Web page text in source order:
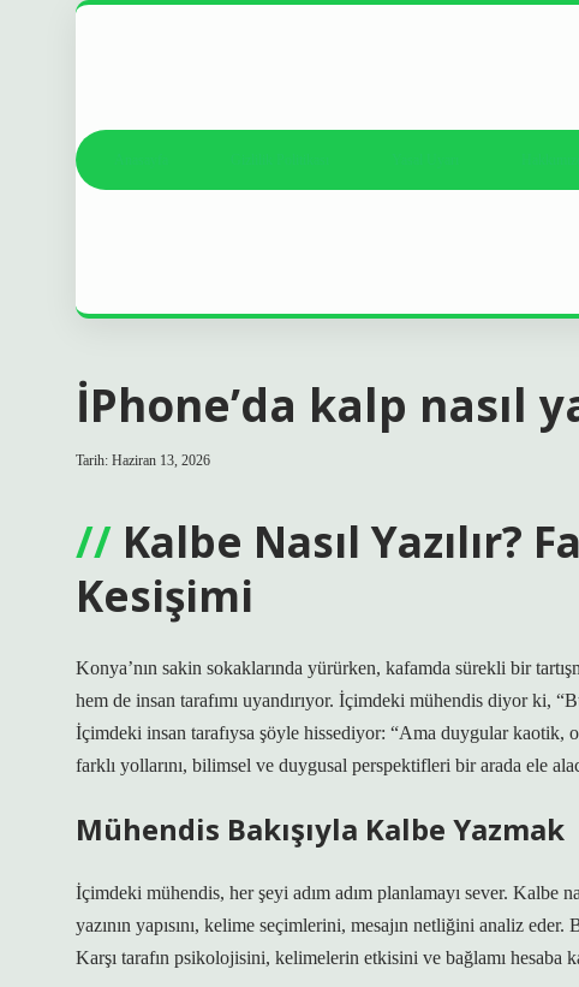
İPhone’da kalp nasıl
Tarih: Haziran 13, 2026
Kalbe Nasıl Yazılır?
Kesişimi
Konya’nın sakin sokaklarında yürürken, kafamda sürekli bir
hem de insan tarafımı uyandırıyor. İçimdeki mühendis diyor ki,
İçimdeki insan tarafıysa şöyle hissediyor: “Ama duygular kaotik,
farklı yollarını, bilimsel ve duygusal perspektifleri bir arada ele
Mühendis Bakışıyla Kalbe Yazmak
İçimdeki mühendis, her şeyi adım adım planlamayı sever. Kalbe
yazının yapısını, kelime seçimlerini, mesajın netliğini analiz
Karşı tarafın psikolojisini, kelimelerin etkisini ve bağlamı hesaba